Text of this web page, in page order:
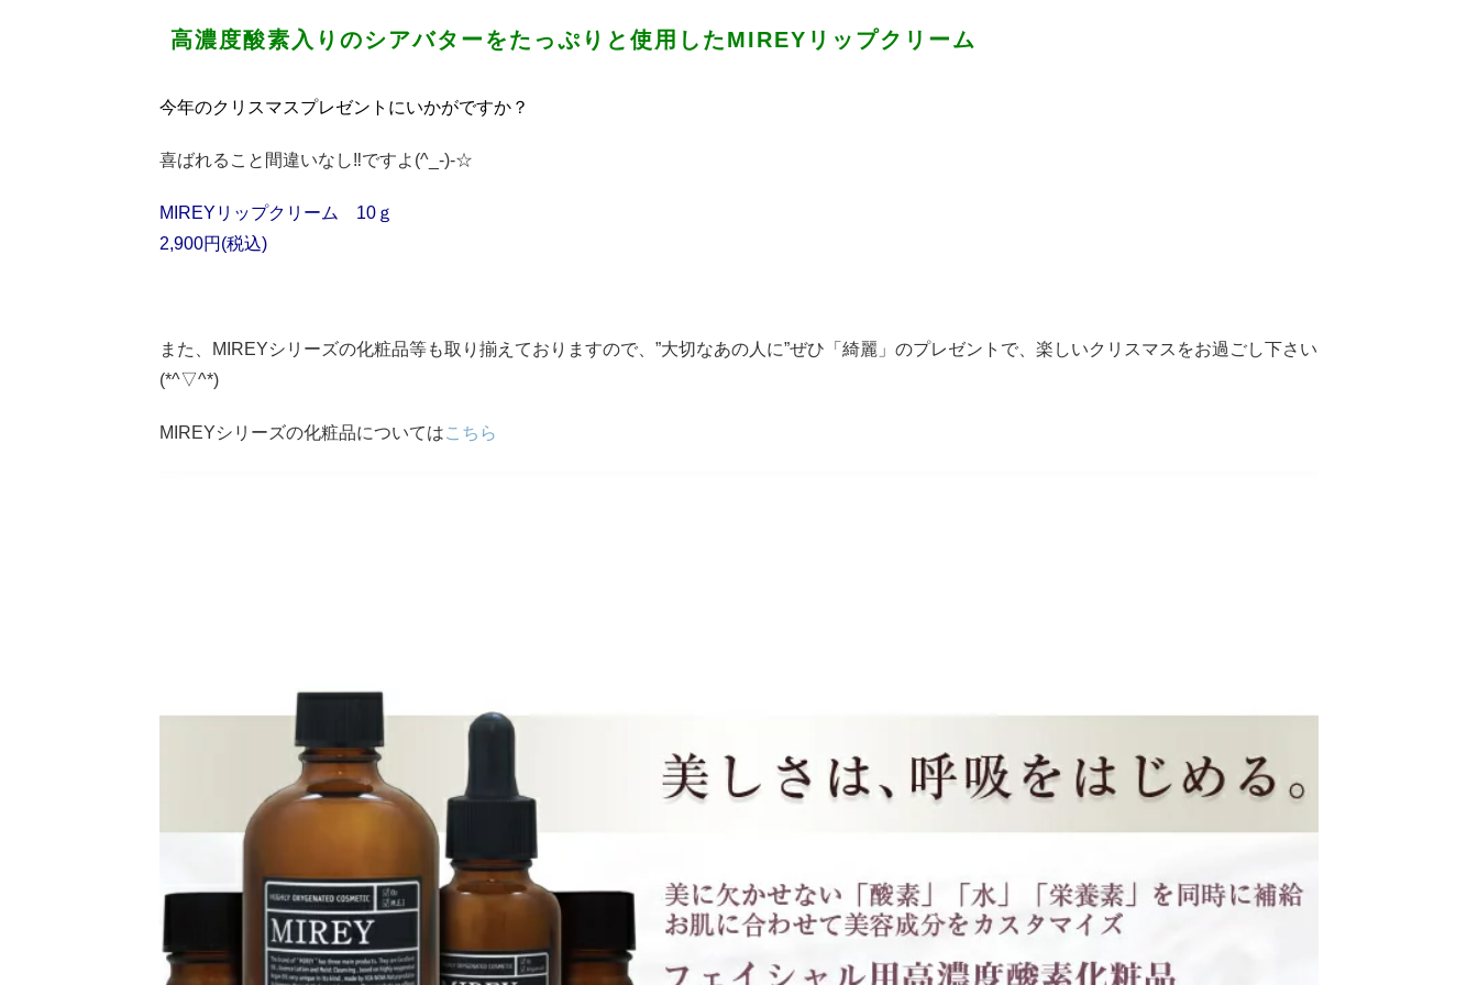
高濃度酸素入りのシアバターをたっぷりと使用したMIREYリップクリーム
今年のクリスマスプレゼントにいかがですか？
喜ばれること間違いなし‼ですよ(^_-)-☆
MIREYリップクリーム 10ｇ
2,900円(税込)
また、MIREYシリーズの化粧品等も取り揃えておりますので、”大切なあの人に”ぜひ「綺麗」のプレゼントで、楽しいクリスマスをお過ごし下さい
(*^▽^*)
MIREYシリーズの化粧品についてはこちら